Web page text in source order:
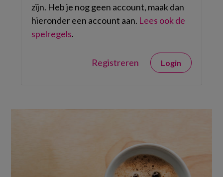
zijn. Heb je nog geen account, maak dan
hieronder een account aan. Lees ook de
spelregels.
Registreren Login